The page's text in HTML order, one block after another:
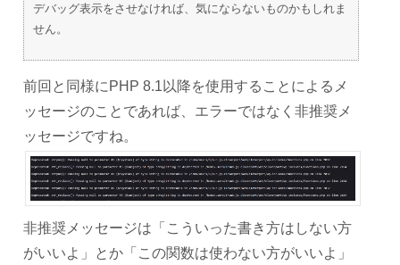
デバッグ表示をさせなければ、気にならないものかもしれま
せん。
前回と同様にPHP 8.1以降を使用することによるメ
ッセージのことであれば、エラーではなく非推奨メ
ッセージですね。
非推奨メッセージは「こういった書き方はしない方
がいいよ」とか「この関数は使わない方がいいよ」